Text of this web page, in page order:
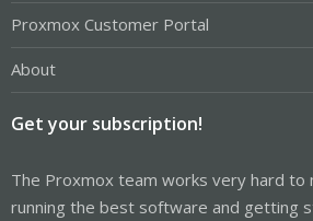
Proxmox Customer Portal
About
Get your subscription!
The Proxmox team works very hard to
running the best software and getting